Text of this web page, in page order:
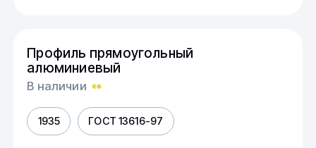
Профиль прямоугольный
алюминиевый
В наличии
1935 ГОСТ 13616-97